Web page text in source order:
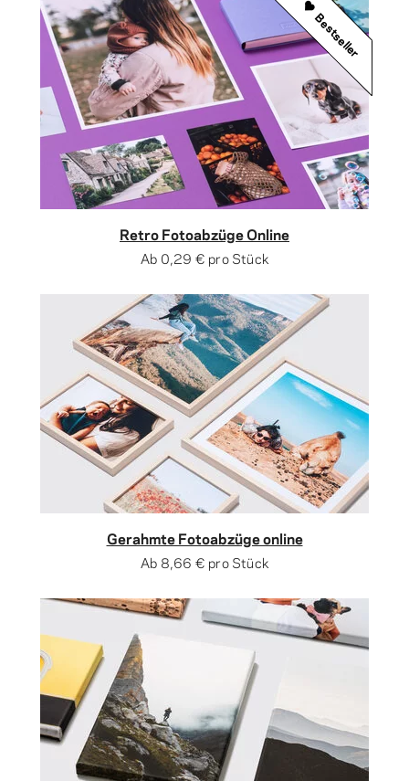
Retro Fotoabzüge Online
Ab 0,29 € pro Stück
Bestseller
Gerahmte Fotoabzüge online
Ab 8,66 € pro Stück